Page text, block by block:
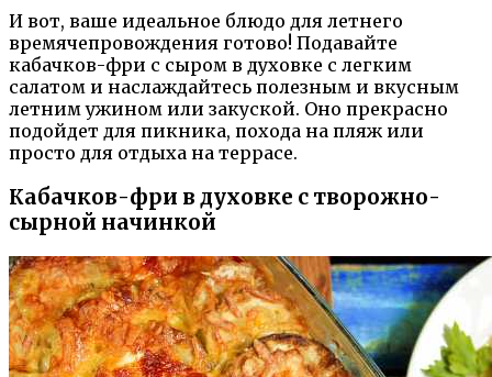
И вот, ваше идеальное блюдо для летнего
времячепровождения готово! Подавайте
кабачков-фри с сыром в духовке с легким
салатом и наслаждайтесь полезным и вкусным
летним ужином или закуской. Оно прекрасно
подойдет для пикника, похода на пляж или
просто для отдыха на террасе.
Кабачков-фри в духовке с творожно-
сырной начинкой